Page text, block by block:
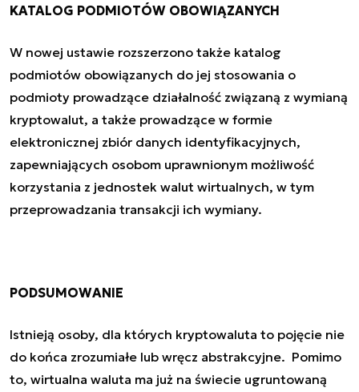
KATALOG PODMIOTÓW OBOWIĄZANYCH
W nowej ustawie rozszerzono także katalog
podmiotów obowiązanych do jej stosowania o
podmioty prowadzące działalność związaną z wymianą
kryptowalut, a także prowadzące w formie
elektronicznej zbiór danych identyfikacyjnych,
zapewniających osobom uprawnionym możliwość
korzystania z jednostek walut wirtualnych, w tym
przeprowadzania transakcji ich wymiany.
PODSUMOWANIE
Istnieją osoby, dla których kryptowaluta to pojęcie nie
do końca zrozumiałe lub wręcz abstrakcyjne. Pomimo
to, wirtualna waluta ma już na świecie ugruntowaną